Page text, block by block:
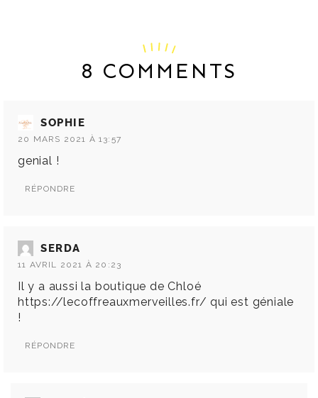
8 COMMENTS
SOPHIE
20 MARS 2021 À 13:57
genial !
RÉPONDRE
SERDA
11 AVRIL 2021 À 20:23
Il y a aussi la boutique de Chloé
https://lecoffreauxmerveilles.fr/ qui est géniale
!
RÉPONDRE